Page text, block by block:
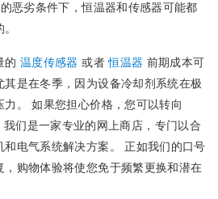
恶劣条件下，恒温器和传感器可能都
的温度传感器 或者恒温器 前期成本可
是在冬季，因为设备冷却剂系统在极
。 如果您担心价格，您可以转向
们是一家专业的网上商店，专门以合
电气系统解决方案。 正如我们的口号
，购物体验将使您免于频繁更换和潜在